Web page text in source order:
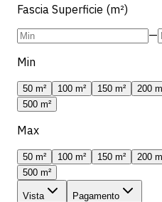
Fascia Superficie (m²)
—
Min
50 m² 100 m² 150 m² 200
500 m²
Max
50 m² 100 m² 150 m² 200
500 m²
Vista Pagamento